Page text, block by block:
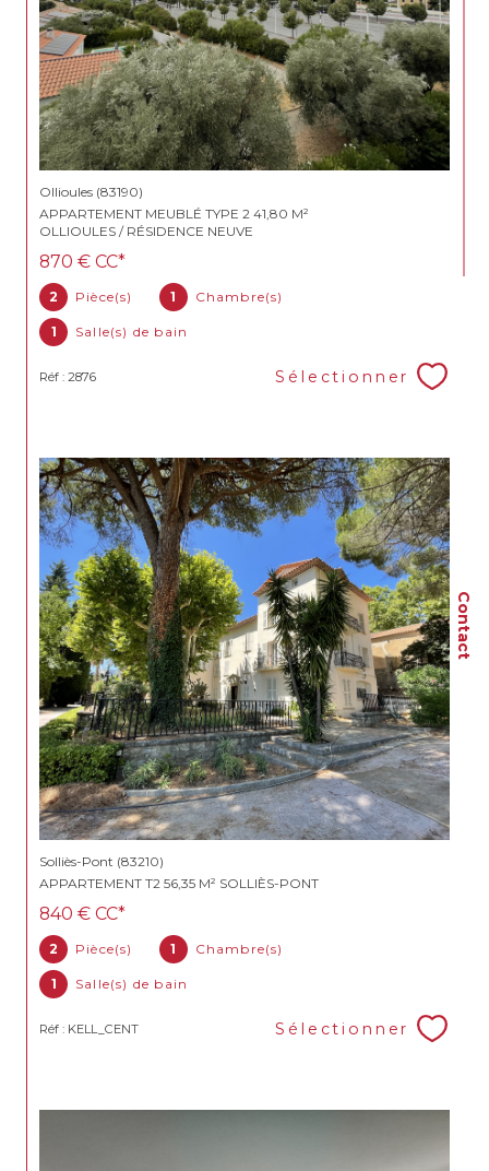
Contact
Ollioules (83190)
APPARTEMENT MEUBLÉ TYPE 2 41,80 M²
OLLIOULES / RÉSIDENCE NEUVE
870 € CC*
2 Pièce(s) 1 Chambre(s)
1 Salle(s) de bain
Réf : 2876 Sélectionner
Solliès-Pont (83210)
APPARTEMENT T2 56,35 M² SOLLIÈS-PONT
840 € CC*
2 Pièce(s) 1 Chambre(s)
1 Salle(s) de bain
Réf : KELL_CENT Sélectionner